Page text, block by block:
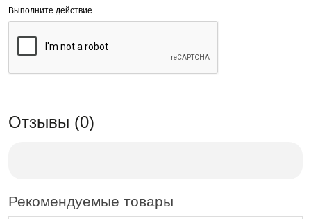
Выполните действие
Отзывы (0)
Рекомендуемые товары